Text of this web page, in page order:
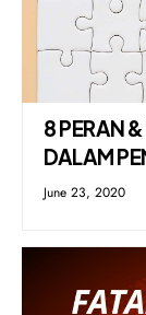
8 PERAN
DALAM
June 23, 2020